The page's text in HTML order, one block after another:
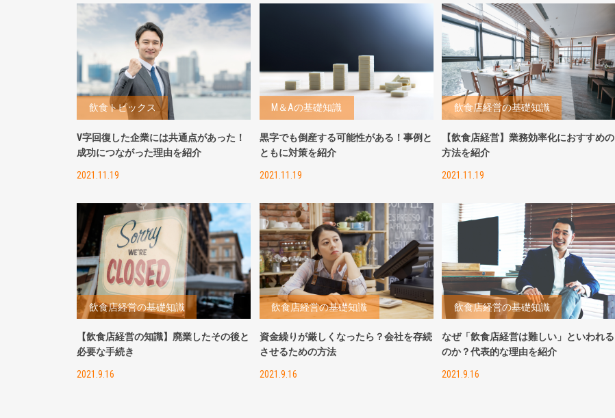
飲食トピックス
V字回復した企業には共通点があった！
成功につながった理由を紹介
2021.11.19
M＆Aの基礎知識
黒字でも倒産する可能性がある！事例と
ともに対策を紹介
2021.11.19
飲食店経営の基礎知識
【飲食店経営】業務効率化におすすめの
方法を紹介
2021.11.19
飲食店経営の基礎知識
【飲食店経営の知識】廃業したその後と
必要な手続き
2021.9.16
飲食店経営の基礎知識
資金繰りが厳しくなったら？会社を存続
させるための方法
2021.9.16
飲食店経営の基礎知識
なぜ「飲食店経営は難しい」といわれる
のか？代表的な理由を紹介
2021.9.16